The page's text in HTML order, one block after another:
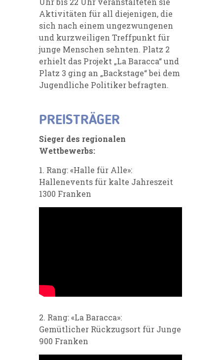
Aktivitäten für all diejenigen, die
sich nach einem ungezwungenen
und kurzweiligen Treffpunkt für
junge Menschen sehnten. Platz 2
erhielt das Projekt „La Baracca“ und
Platz 3 ging an „Backstage“ bei dem
Jugendliche Politiker befragten.
PREISTRÄGER
Sieger des regionalen
Wettbewerbs:
1. Rang: «Halle für Alle»:
Hallenevents für kalte Jahreszeit
1300 Franken
2. Rang: «La Baracca»:
Gemütlicher Rückzugsort für Junge
900 Franken